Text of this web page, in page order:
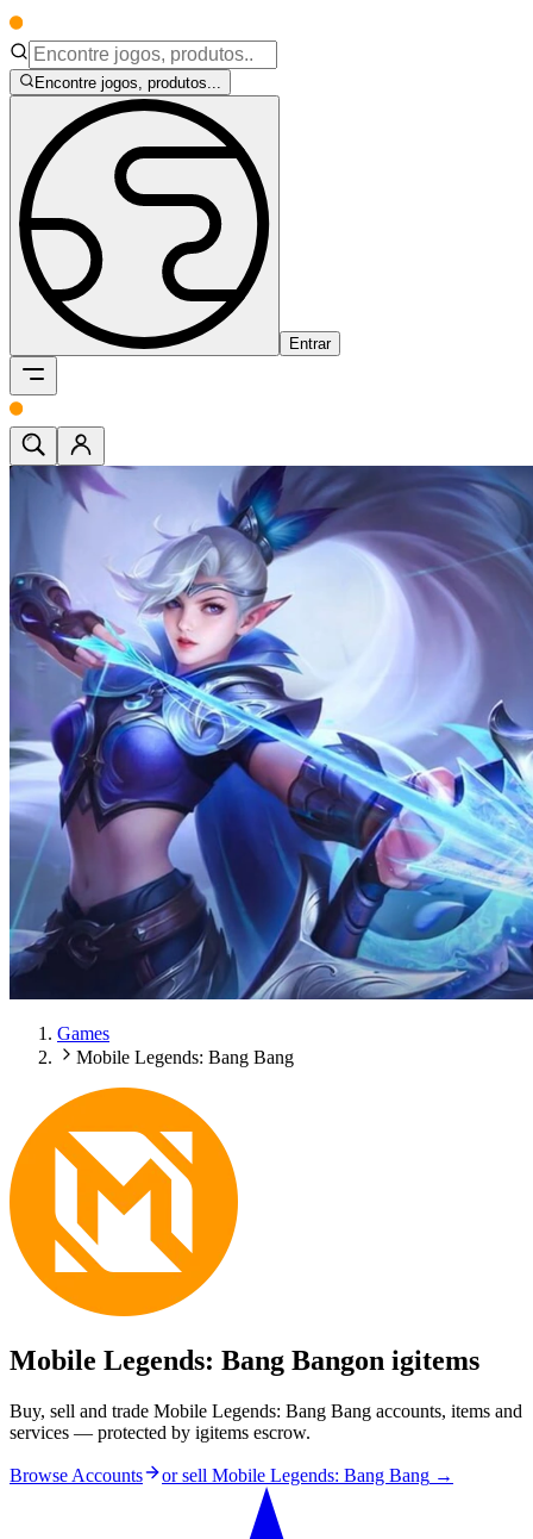
Encontre jogos, produtos...
Entrar
Games
Mobile Legends: Bang Bang
Mobile Legends: Bang Bangon igitems
Buy, sell and trade Mobile Legends: Bang Bang accounts, items and
services — protected by igitems escrow.
Browse Accounts or sell Mobile Legends: Bang Bang →